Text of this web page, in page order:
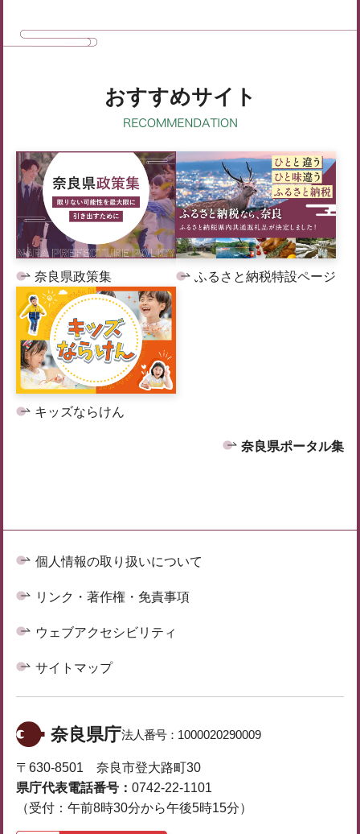
おすすめサイト
奈良県政策集 ふるさと納税特設ページ
キッズならけん
奈良県ポータル集
個人情報の取り扱いについて
リンク・著作権・免責事項
ウェブアクセシビリティ
サイトマップ
奈良県庁法人番号： 1000020290009
〒630-8501 奈良市登大路町30
県庁代表電話番号： 0742-22-1101
（受付：午前8時30分から午後5時15分）